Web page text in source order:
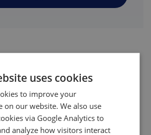
ートおよびオンラインデータベー
で更新）
所以上の既存および新興のNdFeB磁石
戦略を追跡調査する。
uses cookies
to improve your
on our website. We also use
via Google Analytics to
analyze how visitors interact